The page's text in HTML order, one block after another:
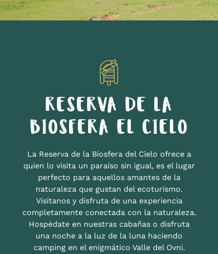
RESERVA DE LA
BIOSFERA EL CIELO
La Reserva de la Biosfera del Cielo ofrece a
quien lo visita un paraíso sin igual, es el lugar
perfecto para aquellos amantes de la
naturaleza que gustan del ecoturismo.
Visítanos y disfruta de una experiencia
completamente conectada con la naturaleza.
Hospédate en nuestras cabañas o disfruta
una noche a la luz de la luna haciendo
camping en el enigmático Valle del Ovni.